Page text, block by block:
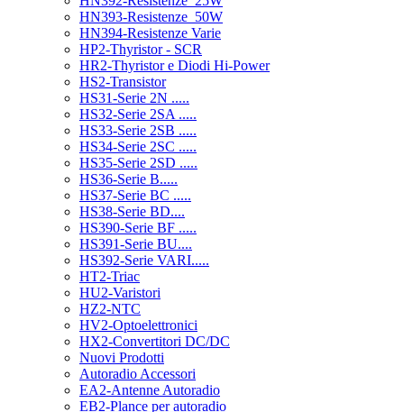
HN393-Resistenze_50W
HN394-Resistenze Varie
HP2-Thyristor - SCR
HR2-Thyristor e Diodi Hi-Power
HS2-Transistor
HS31-Serie 2N .....
HS32-Serie 2SA .....
HS33-Serie 2SB .....
HS34-Serie 2SC .....
HS35-Serie 2SD .....
HS36-Serie B.....
HS37-Serie BC .....
HS38-Serie BD....
HS390-Serie BF .....
HS391-Serie BU....
HS392-Serie VARI.....
HT2-Triac
HU2-Varistori
HZ2-NTC
HV2-Optoelettronici
HX2-Convertitori DC/DC
Nuovi Prodotti
Autoradio Accessori
EA2-Antenne Autoradio
EB2-Plance per autoradio